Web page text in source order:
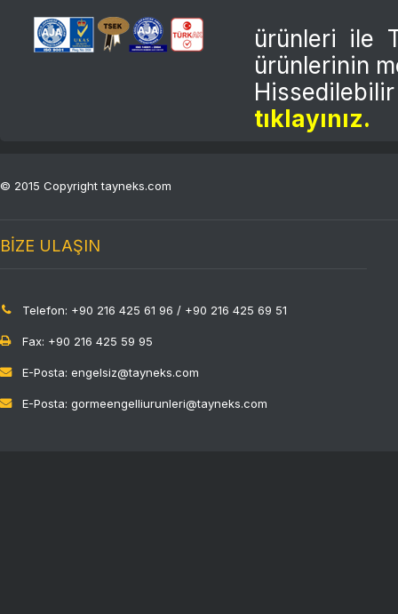
ürünleri ile
ürünlerinin
tıklayınız.
© 2015 Copyright tayneks.com
BİZE ULAŞIN
Telefon: +90 216 425 61 96 / +90 216 425 69 51
Fax: +90 216 425 59 95
E-Posta: engelsiz@tayneks.com
E-Posta: gormeengelliurunleri@tayneks.com